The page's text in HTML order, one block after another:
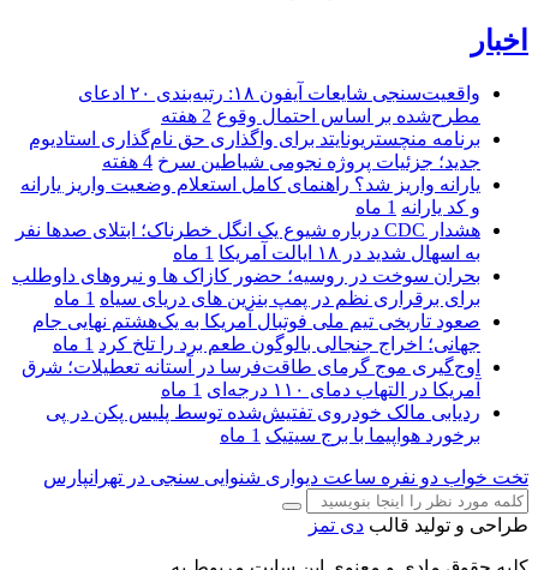
اخبار
واقعیت‌سنجی شایعات آیفون ۱۸: رتبه‌بندی ۲۰ ادعای
مطرح‌شده بر اساس احتمال وقوع 2 هفته
برنامه منچستریونایتد برای واگذاری حق نام‌گذاری استادیوم
جدید؛ جزئیات پروژه نجومی شیاطین سرخ 4 هفته
یارانه واریز شد؟ راهنمای کامل استعلام وضعیت واریز یارانه
و کد یارانه 1 ماه
هشدار CDC درباره شیوع یک انگل خطرناک؛ ابتلای صدها نفر
به اسهال شدید در ۱۸ ایالت آمریکا
1 ماه
بحران سوخت در روسیه؛ حضور کازاک‌ ها و نیروهای داوطلب
برای برقراری نظم در پمپ بنزین‌ های دریای سیاه 1 ماه
صعود تاریخی تیم ملی فوتبال آمریکا به یک‌هشتم نهایی جام
جهانی؛ اخراج جنجالی بالوگون طعم برد را تلخ کرد 1 ماه
اوج‌گیری موج گرمای طاقت‌فرسا در آستانه تعطیلات؛ شرق
آمریکا در التهاب دمای ۱۱۰ درجه‌ای
1 ماه
ردیابی مالک خودروی تفتیش‌شده توسط پلیس پکن در پی
برخورد هواپیما با برج سیتیک 1 ماه
تخت خواب دو نفره ساعت دیواری شنوایی سنجی در تهرانپارس
طراحی و تولید قالب دی تمز